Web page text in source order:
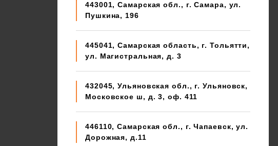
443001, Самарская обл., г. Самара, ул.
Пушкина, 196
445041, Самарская область, г. Тольятти,
ул. Магистральная, д. 3
432045, Ульяновская обл., г. Ульяновск,
Московское ш, д. 3, оф. 411
446110, Самарская обл., г. Чапаевск, ул.
Дорожная, д.11